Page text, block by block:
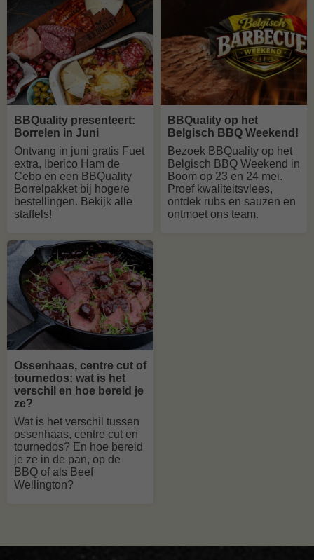
BBQuality presenteert:
Borrelen in Juni
Ontvang in juni gratis Fuet
extra, Iberico Ham de
Cebo en een BBQuality
Borrelpakket bij hogere
bestellingen. Bekijk alle
staffels!
BBQuality op het
Belgisch BBQ Weekend!
Bezoek BBQuality op het
Belgisch BBQ Weekend in
Boom op 23 en 24 mei.
Proef kwaliteitsvlees,
ontdek rubs en sauzen en
ontmoet ons team.
Ossenhaas, centre cut of
tournedos: wat is het
verschil en hoe bereid je
ze?
Wat is het verschil tussen
ossenhaas, centre cut en
tournedos? En hoe bereid
je ze in de pan, op de
BBQ of als Beef
Wellington?